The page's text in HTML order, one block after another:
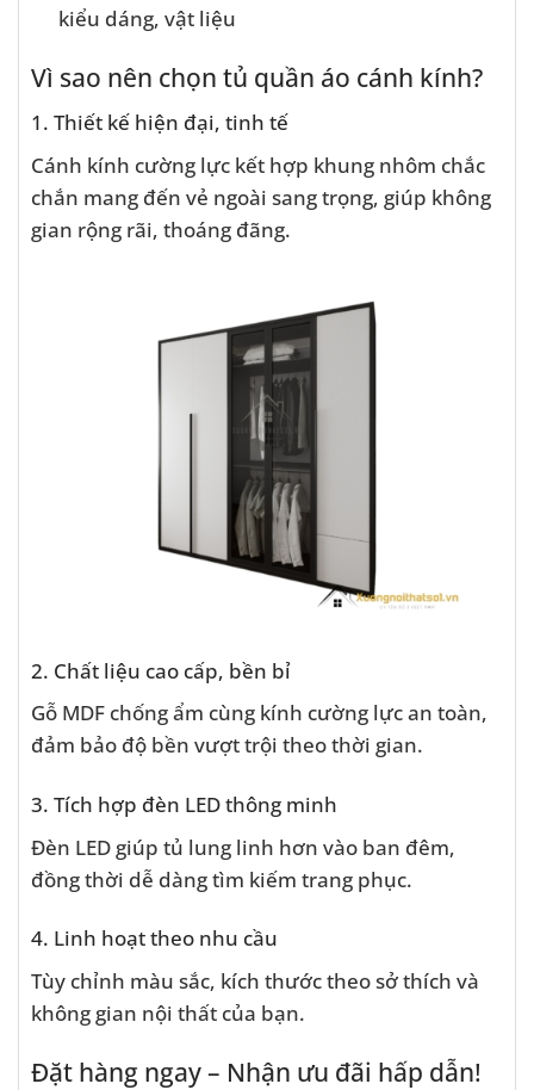
kiểu dáng, vật liệu
Vì sao nên chọn tủ quần áo cánh kính?
1. Thiết kế hiện đại, tinh tế
Cánh kính cường lực kết hợp khung nhôm chắc
chắn mang đến vẻ ngoài sang trọng, giúp không
gian rộng rãi, thoáng đãng.
2. Chất liệu cao cấp, bền bỉ
Gỗ MDF chống ẩm cùng kính cường lực an toàn,
đảm bảo độ bền vượt trội theo thời gian.
3. Tích hợp đèn LED thông minh
Đèn LED giúp tủ lung linh hơn vào ban đêm,
đồng thời dễ dàng tìm kiếm trang phục.
4. Linh hoạt theo nhu cầu
Tùy chỉnh màu sắc, kích thước theo sở thích và
không gian nội thất của bạn.
Đặt hàng ngay – Nhận ưu đãi hấp dẫn!